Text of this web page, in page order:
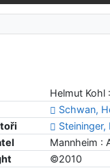
Helmut Kohl
Schwan,
Steininger,
Mannheim :
©2010